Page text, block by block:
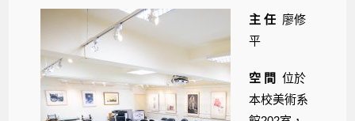
主 任 廖修
平
空 間 位於
本校美術系